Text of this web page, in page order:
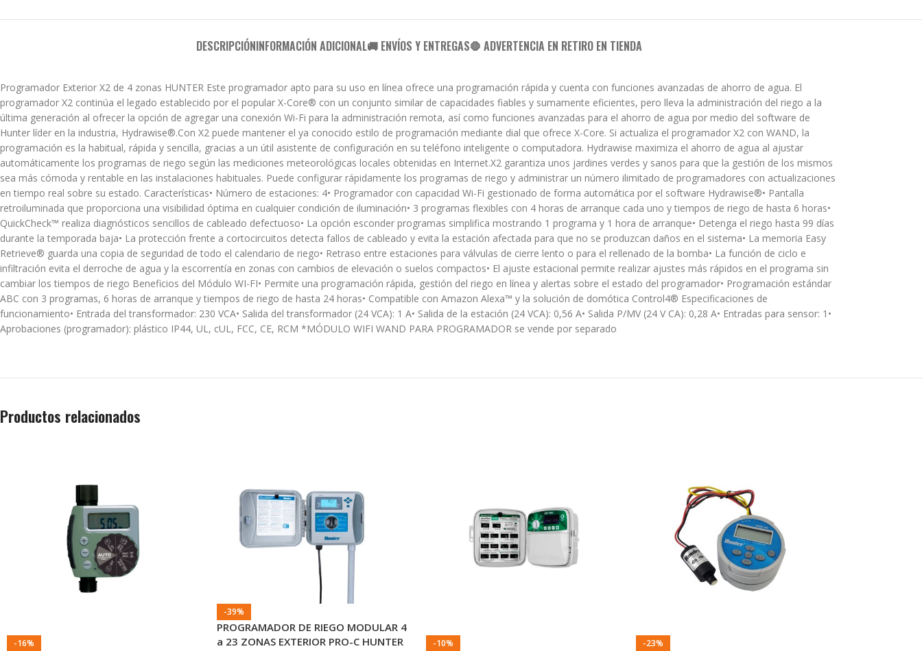
DESCRIPCIÓNINFORMACIÓN ADICIONAL🚚 ENVÍOS Y ENTREGAS🛑 ADVERTENCIA EN RETIRO EN TIENDA
Programador Exterior X2 de 4 zonas HUNTER Este programador apto para su uso en línea ofrece una programación rápida y cuenta con funciones avanzadas de ahorro de agua. El
programador X2 continúa el legado establecido por el popular X-Core® con un conjunto similar de capacidades fiables y sumamente eficientes, pero lleva la administración del riego a la
última generación al ofrecer la opción de agregar una conexión Wi-Fi para la administración remota, así como funciones avanzadas para el ahorro de agua por medio del software de
Hunter líder en la industria, Hydrawise®.Con X2 puede mantener el ya conocido estilo de programación mediante dial que ofrece X-Core. Si actualiza el programador X2 con WAND, la
programación es la habitual, rápida y sencilla, gracias a un útil asistente de configuración en su teléfono inteligente o computadora. Hydrawise maximiza el ahorro de agua al ajustar
automáticamente los programas de riego según las mediciones meteorológicas locales obtenidas en Internet.X2 garantiza unos jardines verdes y sanos para que la gestión de los mismos
sea más cómoda y rentable en las instalaciones habituales. Puede configurar rápidamente los programas de riego y administrar un número ilimitado de programadores con actualizaciones
en tiempo real sobre su estado. Características• Número de estaciones: 4• Programador con capacidad Wi-Fi gestionado de forma automática por el software Hydrawise®• Pantalla
retroiluminada que proporciona una visibilidad óptima en cualquier condición de iluminación• 3 programas flexibles con 4 horas de arranque cada uno y tiempos de riego de hasta 6 horas•
QuickCheck™ realiza diagnósticos sencillos de cableado defectuoso• La opción esconder programas simplifica mostrando 1 programa y 1 hora de arranque• Detenga el riego hasta 99 días
durante la temporada baja• La protección frente a cortocircuitos detecta fallos de cableado y evita la estación afectada para que no se produzcan daños en el sistema• La memoria Easy
Retrieve® guarda una copia de seguridad de todo el calendario de riego• Retraso entre estaciones para válvulas de cierre lento o para el rellenado de la bomba• La función de ciclo e
infiltración evita el derroche de agua y la escorrentía en zonas con cambios de elevación o suelos compactos• El ajuste estacional permite realizar ajustes más rápidos en el programa sin
cambiar los tiempos de riego Beneficios del Módulo WI-FI• Permite una programación rápida, gestión del riego en línea y alertas sobre el estado del programador• Programación estándar
ABC con 3 programas, 6 horas de arranque y tiempos de riego de hasta 24 horas• Compatible con Amazon Alexa™ y la solución de domótica Control4® Especificaciones de
funcionamiento• Entrada del transformador: 230 VCA• Salida del transformador (24 VCA): 1 A• Salida de la estación (24 VCA): 0,56 A• Salida P/MV (24 V CA): 0,28 A• Entradas para sensor: 1•
Aprobaciones (programador): plástico IP44, UL, cUL, FCC, CE, RCM *MÓDULO WIFI WAND PARA PROGRAMADOR se vende por separado
Productos relacionados
-16%
-39%
PROGRAMADOR DE RIEGO MODULAR 4
a 23 ZONAS EXTERIOR PRO-C HUNTER
-10% -23%